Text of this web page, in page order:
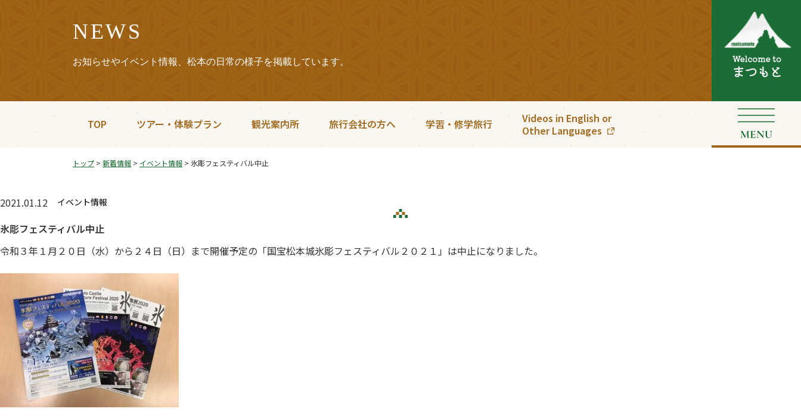
NEWS
お知らせやイベント情報、松本の日常の様子を掲載しています。
TOP ツアー・体験プラン 観光案内所 旅行会社の方へ 学習・修学旅行
Videos in English or
Other Languages
トップ > 新着情報 > イベント情報 > 氷彫フェスティバル中止
2021.01.12 イベント情報
氷彫フェスティバル中止
令和３年１月２０日（水）から２４日（日）まで開催予定の「国宝松本城氷彫フェスティバル２０２１」は中止になりました。